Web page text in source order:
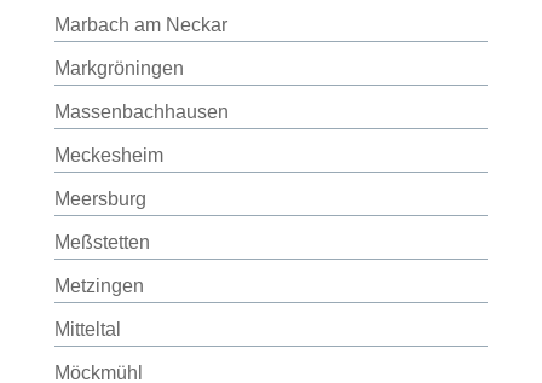
Marbach am Neckar
Markgröningen
Massenbachhausen
Meckesheim
Meersburg
Meßstetten
Metzingen
Mitteltal
Möckmühl